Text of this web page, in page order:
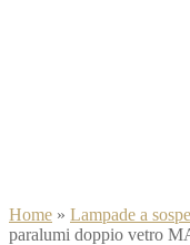
Home » Lampade a
paralumi doppio vetro